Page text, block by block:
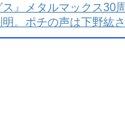
ス』メタルマックス30
。ポチの声は下野紘